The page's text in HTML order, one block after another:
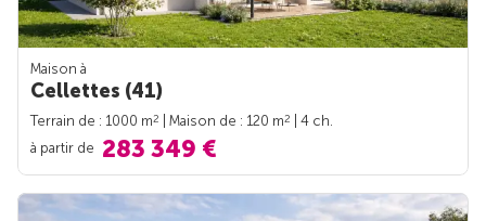
Maison à
Cellettes (41)
Terrain de : 1000 m2 | Maison de : 120 m2
| 4 ch.
à partir de 283 349 €